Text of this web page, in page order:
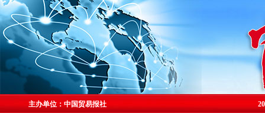
主办单位：中国贸易报社